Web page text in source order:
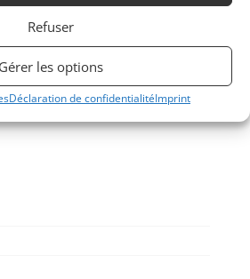
Refuser
Gérer les options
Déclaration de confidentialitéImprint
3 ans)